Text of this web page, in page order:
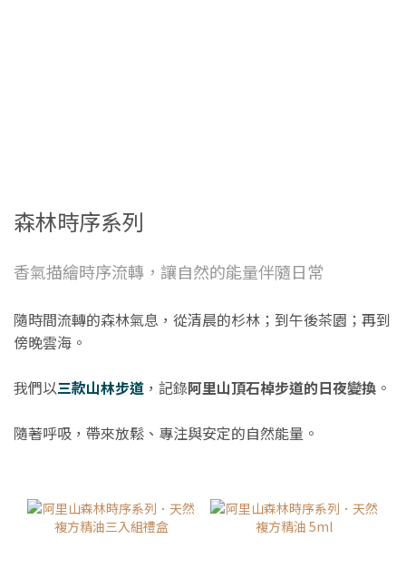
森林時序系列
香氣描繪時序流轉，讓自然的能量伴隨日常
隨時間流轉的森林氣息，從清晨的杉林；到午後茶園；再到
傍晚雲海。
我們以三款山林步道 ，記錄阿里山頂石棹步道的日夜變換 。
隨著呼吸，帶來放鬆、專注與安定的自然能量。